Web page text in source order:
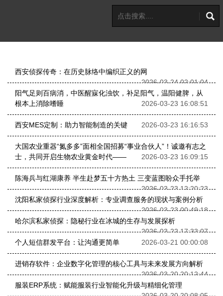
西安侦探传奇：在历史脉络中编织正义的网
2026-03-24 02:01:04
阳气足则百病消，中医醒寐化浊饮，补足阳气，温阳健脾，从
根本上消除嗜睡
2026-03-23 16:08:51
西安MES定制：助力智能制造的关键 2026-03-23 16:16:53
大国农业重器“氮多多”面相全国招募“事业合伙人”！诚邀有志之
士，共同开启生物农业黄金时代——
2026-03-23 16:09:15
陈海兵与红湖康养 半生赴梦五十方热土 三变蓝图盼众手托举
2026-03-23 12:20:23
沈阳私家侦探行业深度解析：专业调查服务的现状与案例分析
2026-03-23 00:49:18
哈尔滨私家侦探：隐秘行业在冰城的生存与发展探析
2026-03-22 17:33:07
个人短信群发平台：让沟通更简单
2026-03-21 00:00:08
进销存软件：企业数字化管理的核心工具与未来发展方向解析
2026-03-20 20:12:44
服装ERP系统：赋能服装行业智能化升级与精细化管理